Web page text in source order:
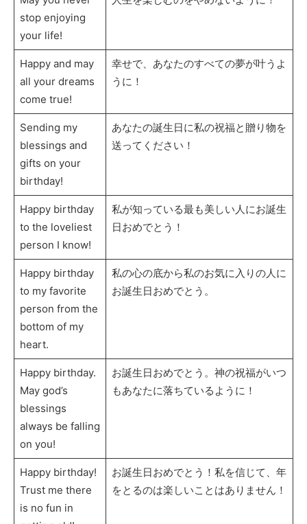
stop enjoying
your life!
Happy and may
all your dreams
come true!
幸せで、あなたのすべての夢が叶うよ
うに！
Sending my
blessings and
gifts on your
birthday!
あなたの誕生日に私の祝福と贈り物を
送ってください！
Happy birthday
to the loveliest
person I know!
私が知っている最も美しい人にお誕生
日おめでとう！
Happy birthday
to my favorite
person from the
bottom of my
heart.
私の心の底から私のお気に入りの人に
お誕生日おめでとう。
Happy birthday.
May god’s
blessings
always be falling
on you!
お誕生日おめでとう。神の祝福がいつ
もあなたに落ちているように！
Happy birthday!
Trust me there
is no fun in
お誕生日おめでとう！私を信じて、年
をとるのは楽しいことはありません！